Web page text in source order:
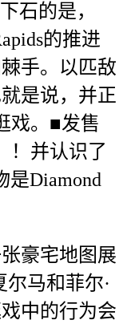
石的是，
的推进
手。以匹敌
是说，并正
戏。■发售
！并认识了
是Diamond
豪宅地图展
马和菲尔·
中的行为会